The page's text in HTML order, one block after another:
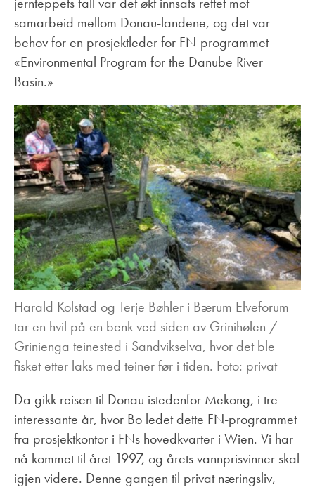
samarbeid mellom Donau-landene, og det var
behov for en prosjektleder for FN-programmet
«Environmental Program for the Danube River
Basin.»
Harald Kolstad og Terje Bøhler i Bærum Elveforum
tar en hvil på en benk ved siden av Grinihølen /
Grinienga teinested i Sandvikselva, hvor det ble
fisket etter laks med teiner før i tiden. Foto: privat
Da gikk reisen til Donau istedenfor Mekong, i tre
interessante år, hvor Bo ledet dette FN-programmet
fra prosjektkontor i FNs hovedkvarter i Wien. Vi har
nå kommet til året 1997, og årets vannprisvinner skal
igjen videre. Denne gangen til privat næringsliv,